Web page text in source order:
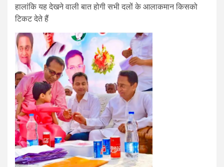
हालांकि यह देखने वाली बात होगी सभी दलों के आलाकमान किसको
टिकट देते हैं